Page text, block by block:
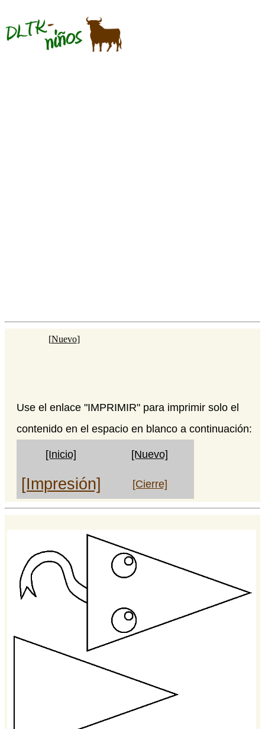
[Nuevo]
Use el enlace "IMPRIMIR" para imprimir solo el
contenido en el espacio en blanco a continuación:
[Inicio] [Nuevo]
[Impresión] [Cierre]